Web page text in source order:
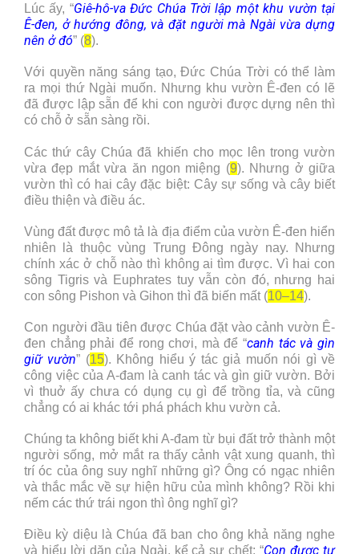
Lúc ấy, “Giê-hô-va Đức Chúa Trời lập một khu vườn tại
Ê-đen, ở hướng đông, và đặt người mà Ngài vừa dựng
nên ở đó” (8).
Với quyền năng sáng tạo, Đức Chúa Trời có thể làm
ra mọi thứ Ngài muốn. Nhưng khu vườn Ê-đen có lẽ
đã được lập sẵn để khi con người được dựng nên thì
có chỗ ở sẵn sàng rồi.
Các thứ cây Chúa đã khiến cho mọc lên trong vườn
vừa đẹp mắt vừa ăn ngon miệng (9). Nhưng ở giữa
vườn thì có hai cây đặc biệt: Cây sự sống và cây biết
điều thiện và điều ác.
Vùng đất được mô tả là địa điểm của vườn Ê-đen hiển
nhiên là thuộc vùng Trung Đông ngày nay. Nhưng
chính xác ở chỗ nào thì không ai tìm được. Vì hai con
sông Tigris và Euphrates tuy vẫn còn đó, nhưng hai
con sông Pishon và Gihon thì đã biến mất (10–14).
Con người đầu tiên được Chúa đặt vào cảnh vườn Ê-
đen chẳng phải để rong chơi, mà để “canh tác và gìn
giữ vườn” (15). Không hiểu ý tác giả muốn nói gì về
công việc của A-đam là canh tác và gìn giữ vườn. Bởi
vì thuở ấy chưa có dụng cụ gì để trồng tỉa, và cũng
chẳng có ai khác tới phá phách khu vườn cả.
Chúng ta không biết khi A-đam từ bụi đất trở thành một
người sống, mở mắt ra thấy cảnh vật xung quanh, thì
trí óc của ông suy nghĩ những gì? Ông có ngạc nhiên
và thắc mắc về sự hiện hữu của mình không? Rồi khi
nếm các thứ trái ngon thì ông nghĩ gì?
Điều kỳ diệu là Chúa đã ban cho ông khả năng nghe
và hiểu lời dặn của Ngài, kể cả sự chết: “Con được tự